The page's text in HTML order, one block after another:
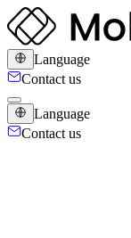
Language
Contact us
Language
Contact us